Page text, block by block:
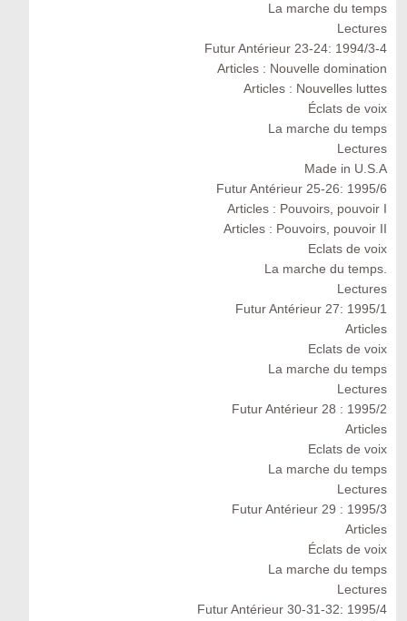
La marche du temps
Lectures
Futur Antérieur 23-24: 1994/3-4
Articles : Nouvelle domination
Articles : Nouvelles luttes
Éclats de voix
La marche du temps
Lectures
Made in U.S.A
Futur Antérieur 25-26: 1995/6
Articles : Pouvoirs, pouvoir I
Articles : Pouvoirs, pouvoir II
Eclats de voix
La marche du temps.
Lectures
Futur Antérieur 27: 1995/1
Articles
Eclats de voix
La marche du temps
Lectures
Futur Antérieur 28 : 1995/2
Articles
Eclats de voix
La marche du temps
Lectures
Futur Antérieur 29 : 1995/3
Articles
Éclats de voix
La marche du temps
Lectures
Futur Antérieur 30-31-32: 1995/4